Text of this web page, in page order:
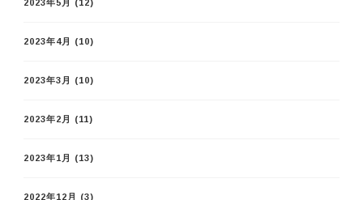
2023年5月 (12)
2023年4月 (10)
2023年3月 (10)
2023年2月 (11)
2023年1月 (13)
2022年12月 (3)